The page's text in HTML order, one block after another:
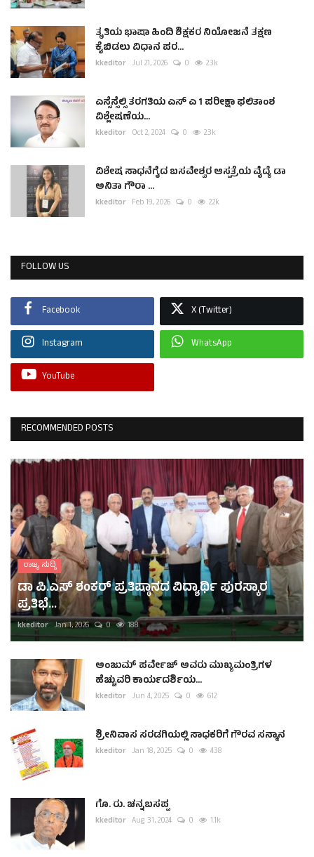
ತೃತಿಯ ಭಾಷಾ ಹಿಂದಿ ಶಿಕ್ಷಕರ ನಿಯೋಜನೆ ತಕ್ಷಣ
ಕೈಬಿಡಲು ವಿಧಾನ ಪರ...
kkeditor Jul 21, 2026 0 2.3k
ಎಸ್ಸೆಸ್ಸೆಲ್ಸಿ ತರಗತಿಯ ಎಸ್ ಎ 1 ಪರೀಕ್ಷಾ ಫಲಿತಾಂಶ
ವಿಶ್ಲೇಷಣೆಯ...
kkeditor Oct 2, 2024 0 2.3k
ವಿಶೇಷ ಸಾಧನೆಗೈದ ಬಸವೇಶ್ವರ ಆಸ್ಪತ್ರೆಯ ವೈದ್ಯೆ ಡಾ
ಅನಿತಾ ಗೌರಾ ...
kkeditor Feb 19, 2026 0 2.2k
FOLLOW US
Facebook X (Twitter)
Instagram WhatsApp
YouTube
RECOMMENDED POSTS
ರಾಜ್ಯ ಸುದ್ದಿ
ಡಾ ಪಿ.ಎಸ್ ಶಂಕರ್ ಪ್ರತಿಷ್ಠಾನದ ವಿದ್ಯಾರ್ಥಿ ಪುರಸ್ಕಾರ
ಪ್ರತಿಭೆ...
kkeditor Jan 1, 2026 0 188
ಅಂಜುಮ್ ಪರ್ವೇಜ್ ಅವರು ಮುಖ್ಯಮಂತ್ರಿಗಳ
ಹೆಚ್ಚುವರಿ ಕಾರ್ಯದರ್ಶಿಯ...
kkeditor Jun 4, 2025 0 612
ಶ್ರೀನಿವಾಸ ಸರಡಗಿಯಲ್ಲಿ ಸಾಧಕರಿಗೆ ಗೌರವ ಸನ್ಮಾನ
kkeditor Jan 18, 2025 0 438
ಗೊ. ರು. ಚನ್ನಬಸಪ್ಪ
kkeditor Aug 31, 2024 0 1.1k